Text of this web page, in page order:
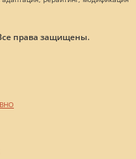
права защищены.